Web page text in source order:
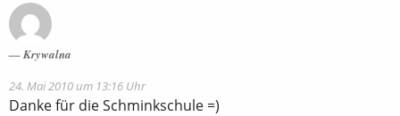
Krywalna
24. Mai 2010 um 13:16 Uhr
Danke für die Schminkschule =)